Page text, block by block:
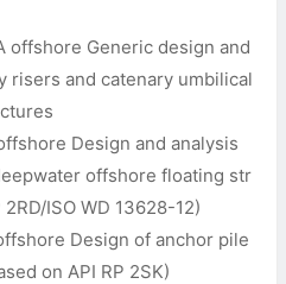
offshore Generic design and
risers and catenary umbilical
Design and analysis
offshore floating str
ISO WD 13628-12)
Design of anchor pile
on API RP 2SK)